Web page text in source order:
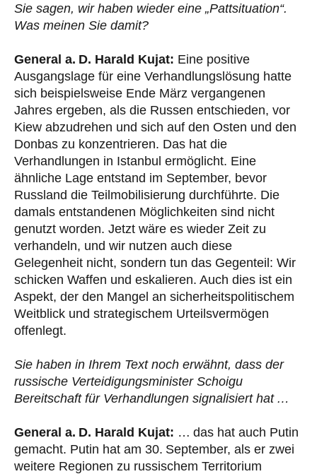
Sie sagen, wir haben wieder eine „Pattsituation“.
Was meinen Sie damit?
General a. D. Harald Kujat: Eine positive
Ausgangslage für eine Verhandlungslösung hatte
sich beispielsweise Ende März vergangenen
Jahres ergeben, als die Russen entschieden, vor
Kiew abzudrehen und sich auf den Osten und den
Donbas zu konzentrieren. Das hat die
Verhandlungen in Istanbul ermöglicht. Eine
ähnliche Lage entstand im September, bevor
Russland die Teilmobilisierung durchführte. Die
damals entstandenen Möglichkeiten sind nicht
genutzt worden. Jetzt wäre es wieder Zeit zu
verhandeln, und wir nutzen auch diese
Gelegenheit nicht, sondern tun das Gegenteil: Wir
schicken Waffen und eskalieren. Auch dies ist ein
Aspekt, der den Mangel an sicherheitspolitischem
Weitblick und strategischem Urteilsvermögen
offenlegt.
Sie haben in Ihrem Text noch erwähnt, dass der
russische Verteidigungsminister Schoigu
Bereitschaft für Verhandlungen signalisiert hat …
General a. D. Harald Kujat: … das hat auch Putin
gemacht. Putin hat am 30. September, als er zwei
weitere Regionen zu russischem Territorium